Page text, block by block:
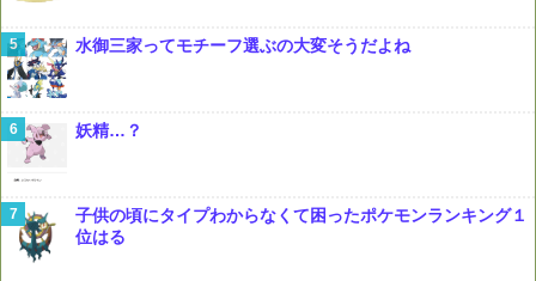
水御三家ってモチーフ選ぶの大変そうだよね
妖精…？
子供の頃にタイプわからなくて困ったポケモンランキング１
位はる